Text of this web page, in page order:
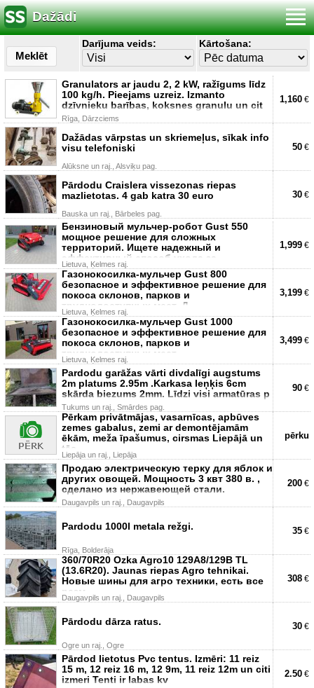
Dažādi
Meklēt
Darījuma veids: Kārtošana:
Granulators ar jaudu 2, 2 kW, ražīgums līdz
100 kg/h. Pieejams uzreiz. Izmanto
dzīvnieku barības, koksnes granulu un cit
Rīga, Dārzciems
1,160 €
Dažādas vārpstas un skriemeļus, sīkak info
visu telefoniski
Alūksne un raj., Alsviķu pag.
50 €
Pārdodu Craislera vissezonas riepas
mazlietotas. 4 gab katra 30 euro
Bauska un raj., Bārbeles pag.
30 €
Бензиновый мульчер-робот Gust 550
мощное решение для сложных
территорий. Ищете надежный и
эффективный способ ухода за
Lietuva, Ķelmes raj.
1,999 €
Газонокосилка-мульчер Gust 800
безопасное и эффективное решение для
покоса склонов, парков и
труднодоступных мест. Д
Lietuva, Ķelmes raj.
3,199 €
Газонокосилка-мульчер Gust 1000
безопасное и эффективное решение для
покоса склонов, парков и
труднодоступных мест.
Lietuva, Ķelmes raj.
3,499 €
Pardodu garāžas vārti divdalīgi augstums
2m platums 2.95m .Karkasa leņķis 6cm
skārda biezums 2mm. Līdzi visi armatūras p
Tukums un raj., Smārdes pag.
90 €
Pērkam privātmājas, vasarnīcas, apbūves
zemes gabalus, zemi ar demontējamām
ēkām, meža īpašumus, cirsmas Liepājā un
tās
Liepāja un raj., Liepāja
pērku
Продаю электрическую терку для яблок и
других овощей. Мощность 3 квт 380 в. ,
сделано из нержавеющей стали.
Daugavpils un raj., Daugavpils
200 €
Pardodu 1000l metala režgi.
Rīga, Bolderāja
35 €
360/70R20 Ozka Agro10 129A8/129B TL
(13.6R20). Jaunas riepas Agro tehnikai.
Новые шины для агро техники, есть все
разм
Daugavpils un raj., Daugavpils
308 €
Pārdodu dārza ratus.
Ogre un raj., Ogre
30 €
Pārdod lietotus Pvc tentus. Izmēri: 11 reiz
15 m, 12 reiz 16 m, 12 9m, 11 reiz 12m un citi
izmeri Tenti ir labas kv
2.50 €